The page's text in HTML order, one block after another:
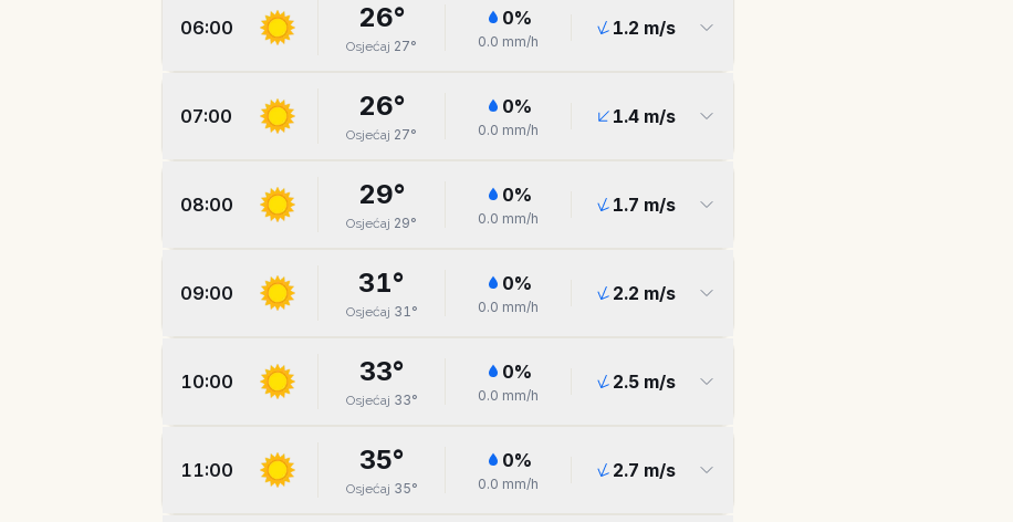
06:00 26°
Osjećaj 27°
0%
0.0 mm/h
1.2 m/s
07:00 26°
Osjećaj 27°
0%
0.0 mm/h
1.4m/s
08:00 29°
Osjećaj 29°
0%
0.0 mm/h
1.7 m/s
09:00 31°
Osjećaj 31°
0%
0.0 mm/h
2.2 m/s
10:00 33°
Osjećaj 33°
0%
0.0 mm/h
2.5m/s
11:00 35°
Osjećaj 35°
0%
0.0 mm/h
2.7 m/s